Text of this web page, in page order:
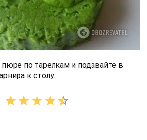
по тарелкам и подавайте в
к столу.